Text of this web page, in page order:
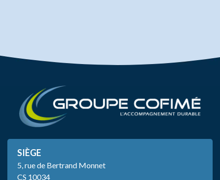
SIÈGE
5, rue de Bertrand Monnet
CS 10034